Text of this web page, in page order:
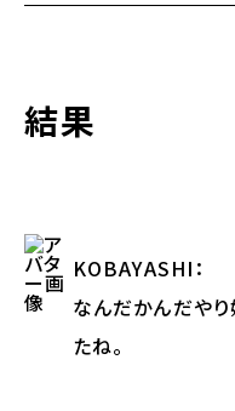
結果
KOBAYASHI ：
なんだかんだや
たね。